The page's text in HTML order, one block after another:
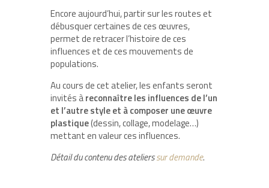
Encore aujourd’hui, partir sur les routes et
débusquer certaines de ces œuvres,
permet de retracer l’histoire de ces
influences et de ces mouvements de
populations.
Au cours de cet atelier, les enfants seront
invités àreconnaître les influences de l’un
et l’autre style et à composer une œuvre
plastique(dessin, collage, modelage…)
mettant en valeur ces influences.
Détail du contenu des atelierssur demande.